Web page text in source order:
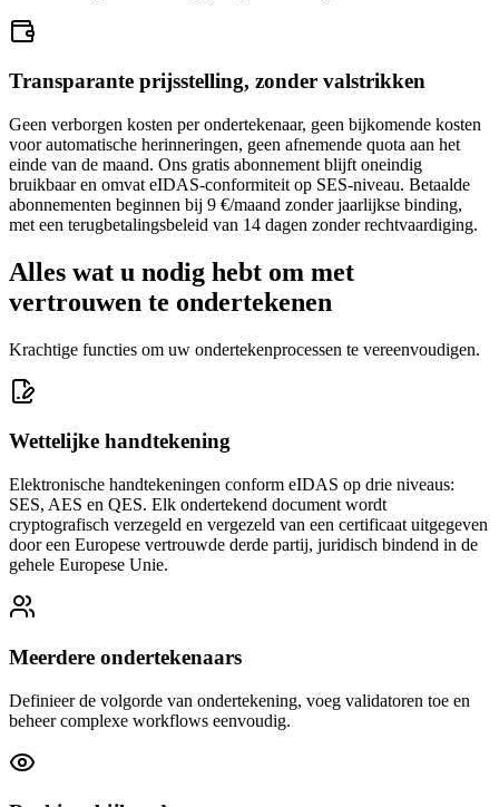
Transparante prijsstelling, zonder valstrikken
Geen verborgen kosten per ondertekenaar, geen bijkomende kosten
voor automatische herinneringen, geen afnemende quota aan het
einde van de maand. Ons gratis abonnement blijft oneindig
bruikbaar en omvat eIDAS-conformiteit op SES-niveau. Betaalde
abonnementen beginnen bij 9 €/maand zonder jaarlijkse binding,
met een terugbetalingsbeleid van 14 dagen zonder rechtvaardiging.
Alles wat u nodig hebt om met
vertrouwen te ondertekenen
Krachtige functies om uw ondertekenprocessen te vereenvoudigen.
Wettelijke handtekening
Elektronische handtekeningen conform eIDAS op drie niveaus:
SES, AES en QES. Elk ondertekend document wordt
cryptografisch verzegeld en vergezeld van een certificaat uitgegeven
door een Europese vertrouwde derde partij, juridisch bindend in de
gehele Europese Unie.
Meerdere ondertekenaars
Definieer de volgorde van ondertekening, voeg validatoren toe en
beheer complexe workflows eenvoudig.